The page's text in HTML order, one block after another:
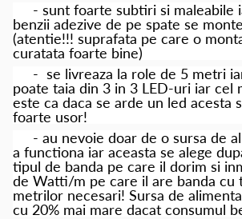
- sunt foarte subtiri si maleabile
benzii adezive de pe spate se
(atentie!!! suprafata pe care o
curatata foarte bine)
- se livreaza la role de 5 metri
poate taia din 3 in 3 LED-uri iar cel
este ca daca se arde un led acesta
foarte usor!
- au nevoie doar de o sursa de
a functiona iar aceasta se alege
tipul de banda pe care il dorim si
de Watti/m pe care il are banda cu
metrilor necesari! Sursa de
cu 20% mai mare dacat consumul